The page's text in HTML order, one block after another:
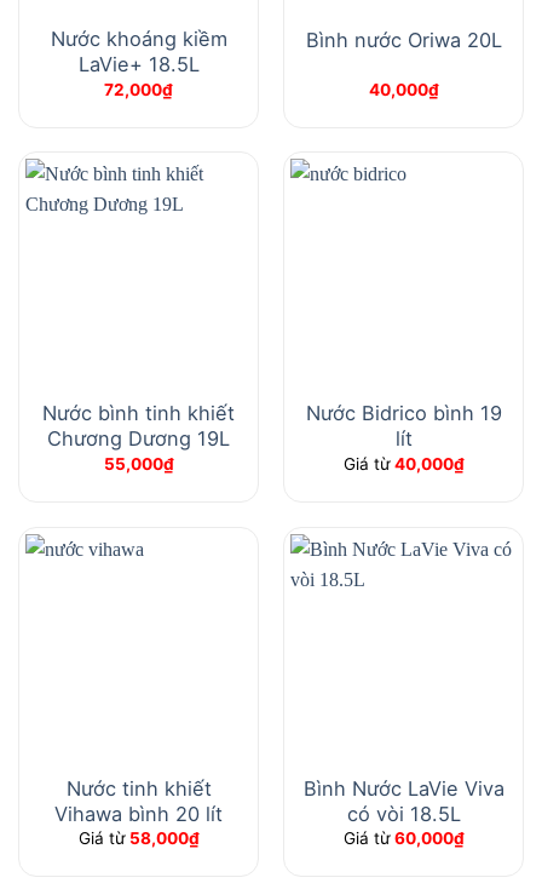
Nước khoáng kiềm
LaVie+ 18.5L
72,000₫
Bình nước Oriwa 20L
40,000₫
Nước bình tinh khiết
Chương Dương 19L
55,000₫
Nước Bidrico bình 19
lít
Giá từ40,000₫
Nước tinh khiết
Vihawa bình 20 lít
Giá từ 58,000₫
Bình Nước LaVie Viva
có vòi 18.5L
Giá từ60,000₫